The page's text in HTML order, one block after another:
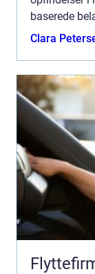
baserede
anvendelser
Clara